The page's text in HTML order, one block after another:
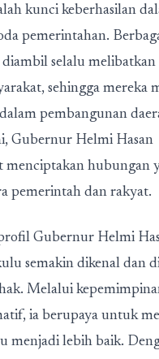
kunci keberhasilan
pemerintahan.
diambil selalu melibatkan
sehingga mereka
pembangunan
Gubernur Helmi Hasan
menciptakan hubungan
pemerintah dan rakyat.
Gubernur Helmi
semakin dikenal dan
Melalui
ia berupaya untuk
menjadi lebih baik.